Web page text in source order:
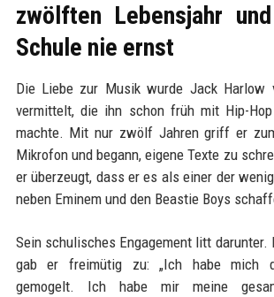
zwölften Lebensjahr
Schule nie ernst
Die Liebe zur Musik wurde Jack Harlow
vermittelt, die ihn schon früh mit Hip-
machte. Mit nur zwölf Jahren griff er
Mikrofon und begann, eigene Texte zu
er überzeugt, dass er es als einer der
neben Eminem und den Beastie Boys
Sein schulisches Engagement litt darunter.
gab er freimütig zu: „Ich habe mich
gemogelt. Ich habe mir meine